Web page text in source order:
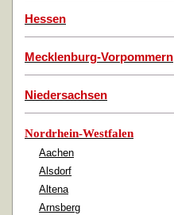
Hessen
Mecklenburg-Vorpommern
Niedersachsen
Nordrhein-Westfalen
Aachen
Alsdorf
Altena
Arnsberg